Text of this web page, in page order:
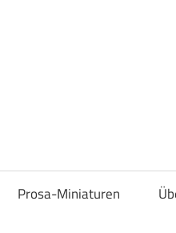
Prosa-Miniaturen